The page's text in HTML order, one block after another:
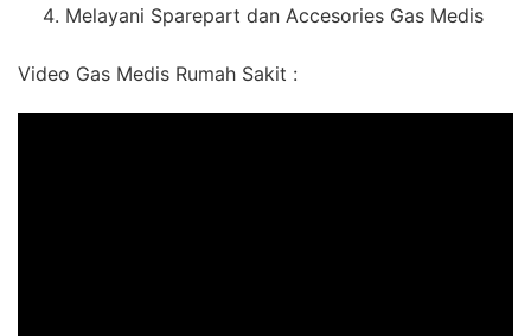
Melayani Sparepart dan Accesories Gas Medis
Video Gas Medis Rumah Sakit :